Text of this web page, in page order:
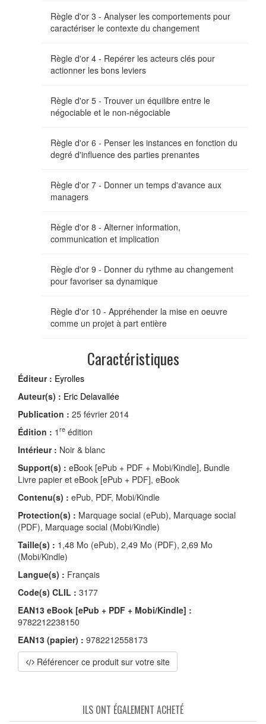
Règle d'or 3 - Analyser les comportements pour
caractériser le contexte du changement
Règle d'or 4 - Repérer les acteurs clés pour
actionner les bons leviers
Règle d'or 5 - Trouver un équilibre entre le
négociable et le non-négociable
Règle d'or 6 - Penser les instances en fonction du
degré d'influence des parties prenantes
Règle d'or 7 - Donner un temps d'avance aux
managers
Règle d'or 8 - Alterner information,
communication et implication
Règle d'or 9 - Donner du rythme au changement
pour favoriser sa dynamique
Règle d'or 10 - Appréhender la mise en oeuvre
comme un projet à part entière
Caractéristiques
Éditeur : Eyrolles
Auteur(s) : Eric Delavallée
Publication : 25 février 2014
Édition : 1 re édition
Intérieur : Noir & blanc
Support(s) : eBook [ePub + PDF + Mobi/Kindle], Bundle
Livre papier et eBook [ePub + PDF], eBook
Contenu(s) : ePub, PDF, Mobi/Kindle
Protection(s) : Marquage social (ePub), Marquage social
(PDF), Marquage social (Mobi/Kindle)
Taille(s) : 1,48 Mo (ePub), 2,49 Mo (PDF), 2,69 Mo
(Mobi/Kindle)
Langue(s) : Français
Code(s) CLIL : 3177
EAN13 eBook [ePub + PDF + Mobi/Kindle] :
9782212238150
EAN13 (papier) : 9782212558173
Référencer ce produit sur votre site
ILS ONT ÉGALEMENT ACHETÉ